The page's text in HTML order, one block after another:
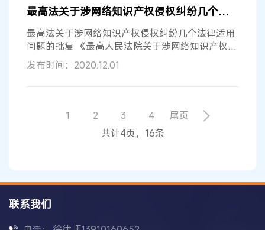
最高法关于涉网络知识产权侵权纠纷几个法律适用问题的批复
最高法关于涉网络知识产权侵权纠纷几个法律适用
问题的批复 《最高人民法院关于涉网络知识产权侵
权纠纷几个法律适用问题的批复》已...
发布时间：2020.12.01
1 2 3 4
尾页
共计4页，16条
联系我们